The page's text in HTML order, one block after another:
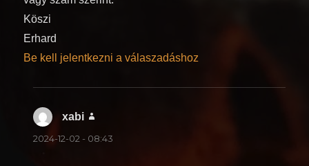
Köszi
Erhard
Be kell jelentkezni a válaszadáshoz
xabi
2024-12-02 - 08:43